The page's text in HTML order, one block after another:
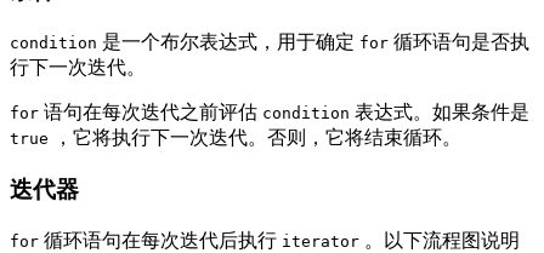
condition 是一个布尔表达式，用于确定 for 循环语句是否执
行下一次迭代。
for 语句在每次迭代之前评估 condition 表达式。如果条件是
true ，它将执行下一次迭代。否则，它将结束循环。
迭代器
for 循环语句在每次迭代后执行 iterator 。以下流程图说明